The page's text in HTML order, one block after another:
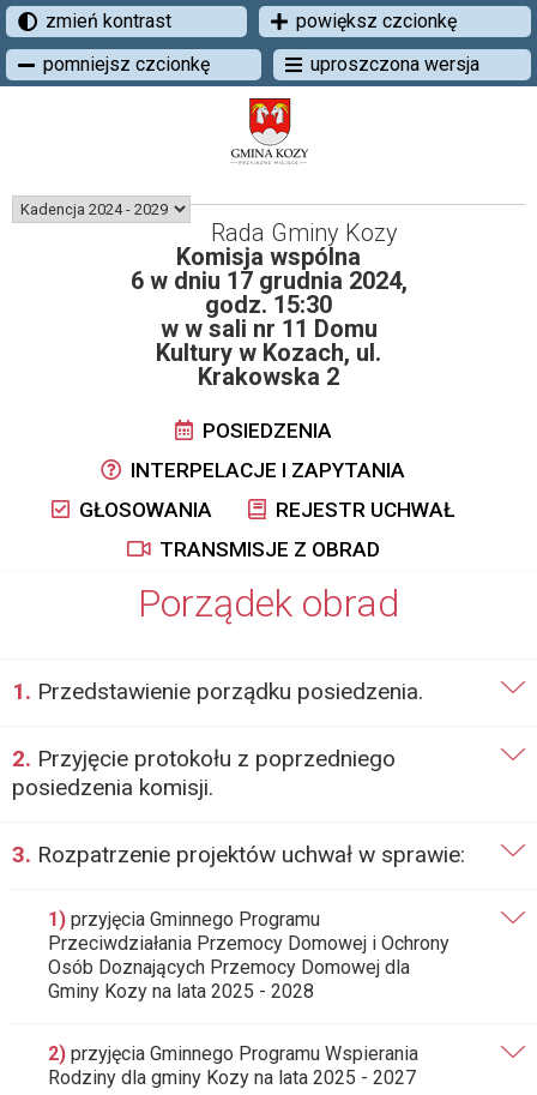
zmień kontrast
powiększ czcionkę
pomniejsz czcionkę
uproszczona wersja
Rada Gminy Kozy
Komisja wspólna
6 w dniu 17 grudnia 2024,
godz. 15:30
w w sali nr 11 Domu
Kultury w Kozach, ul.
Krakowska 2
POSIEDZENIA
INTERPELACJE I ZAPYTANIA
GŁOSOWANIA
REJESTR UCHWAŁ
TRANSMISJE Z OBRAD
Porządek obrad
1. Przedstawienie porządku posiedzenia.
2. Przyjęcie protokołu z poprzedniego
posiedzenia komisji.
3. Rozpatrzenie projektów uchwał w sprawie:
1) przyjęcia Gminnego Programu
Przeciwdziałania Przemocy Domowej i Ochrony
Osób Doznających Przemocy Domowej dla
Gminy Kozy na lata 2025 - 2028
2) przyjęcia Gminnego Programu Wspierania
Rodziny dla gminy Kozy na lata 2025 - 2027